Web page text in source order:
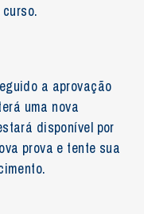
a aprovação
uma nova
disponível por
prova e tente sua